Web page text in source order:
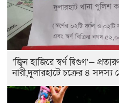
‘জ্বিন হাজিরে স্বর্ণ দ্বিগুণ’—
নারী,দুলারহাটে চক্রের ৪ সদস্য